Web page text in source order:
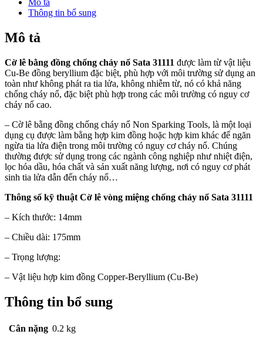
Mô tả
Thông tin bổ sung
Mô tả
Cờ lê bằng đồng chống cháy nổ Sata 31111 được làm từ vật liệu
Cu-Be đồng beryllium đặc biệt, phù hợp với môi trường sử dụng an
toàn như không phát ra tia lửa, không nhiễm từ, nó có khả năng
chống cháy nổ, đặc biệt phù hợp trong các môi trường có nguy cơ
cháy nổ cao.
– Cờ lê bằng đồng chống cháy nổ Non Sparking Tools, là một loại
dụng cụ được làm bằng hợp kim đồng hoặc hợp kim khác để ngăn
ngừa tia lửa điện trong môi trường có nguy cơ cháy nổ. Chúng
thường được sử dụng trong các ngành công nghiệp như nhiệt điện,
lọc hóa dầu, hóa chất và sản xuất năng lượng, nơi có nguy cơ phát
sinh tia lửa dẫn đến cháy nổ…
Thông số kỹ thuật Cờ lê vòng miệng chống cháy nổ Sata 31111
– Kích thước: 14mm
– Chiều dài: 175mm
– Trọng lượng:
– Vật liệu hợp kim đồng Copper-Beryllium (Cu-Be)
Thông tin bổ sung
Cân nặng 0.2 kg